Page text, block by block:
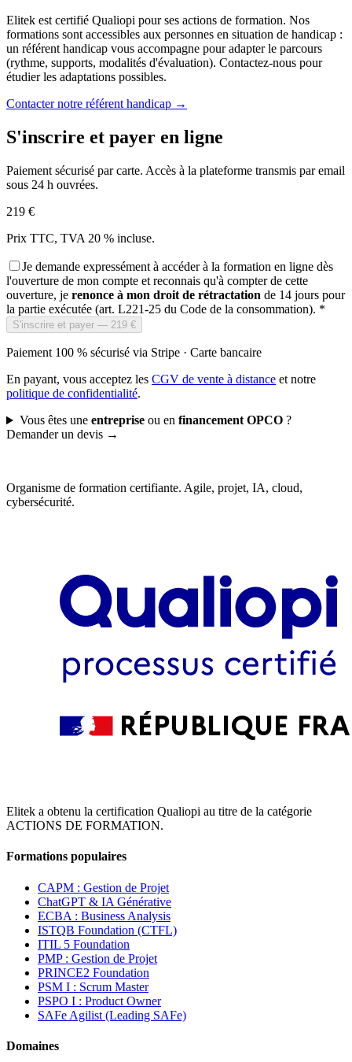
Elitek est certifié Qualiopi pour ses actions de formation. Nos
formations sont accessibles aux personnes en situation de handicap :
un référent handicap vous accompagne pour adapter le parcours
(rythme, supports, modalités d'évaluation). Contactez-nous pour
étudier les adaptations possibles.
Contacter notre référent handicap →
S'inscrire et payer en ligne
Paiement sécurisé par carte. Accès à la plateforme transmis par email
sous 24 h ouvrées.
219 €
Prix TTC, TVA 20 % incluse.
Je demande expressément à accéder à la formation en ligne dès
l'ouverture de mon compte et reconnais qu'à compter de cette
ouverture, je renonce à mon droit de rétractation de 14 jours pour
la partie exécutée (art. L221-25 du Code de la consommation). *
S'inscrire et payer — 219 €
Paiement 100 % sécurisé via Stripe · Carte bancaire
En payant, vous acceptez les CGV de vente à distance et notre
politique de confidentialité.
Vous êtes une entrepriseou en financement OPCO?
Demander un devis →
Organisme de formation certifiante. Agile, projet, IA, cloud,
cybersécurité.
Elitek a obtenu la certification Qualiopi au titre de la catégorie
ACTIONS DE FORMATION.
Formations populaires
CAPM : Gestion de Projet
ChatGPT & IA Générative
ECBA : Business Analysis
ISTQB Foundation (CTFL)
ITIL 5 Foundation
PMP : Gestion de Projet
PRINCE2 Foundation
PSM I : Scrum Master
PSPO I : Product Owner
SAFe Agilist (Leading SAFe)
Domaines